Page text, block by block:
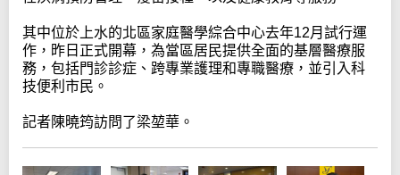
其中位於上水的北區家庭醫學綜合中心去年12月試行運
作，昨日正式開幕，為當區居民提供全面的基層醫療服
務，包括門診診症、跨專業護理和專職醫療，並引入科
技便利市民。
記者陳曉筠訪問了梁堃華。